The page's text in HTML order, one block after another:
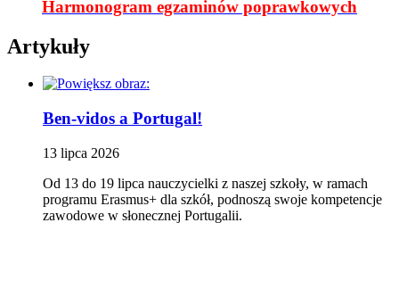
Harmonogram egzaminów poprawkowych
Artykuły
Ben-vidos a Portugal!
13 lipca 2026
Od 13 do 19 lipca nauczycielki z naszej szkoły, w ramach
programu Erasmus+ dla szkół, podnoszą swoje kompetencje
zawodowe w słonecznej Portugalii.